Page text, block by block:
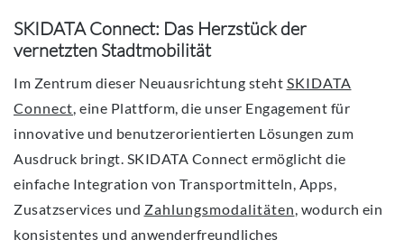
SKIDATA Connect: Das Herzstück der
vernetzten Stadtmobilität
Im Zentrum dieser Neuausrichtung steht SKIDATA
Connect , eine Plattform, die unser Engagement für
innovative und benutzerorientierten Lösungen zum
Ausdruck bringt. SKIDATA Connect ermöglicht die
einfache Integration von Transportmitteln, Apps,
Zusatzservices und Zahlungsmodalitäten , wodurch ein
konsistentes und anwenderfreundliches